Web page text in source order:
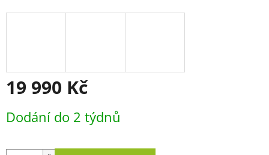
19 990 Kč
cena:
Dodání do 2 týdnů